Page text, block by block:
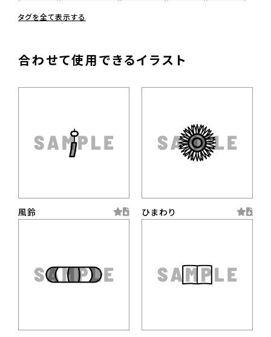
#男子
タグを全て表示する
合わせて使用できるイラスト
風鈴 ひまわり